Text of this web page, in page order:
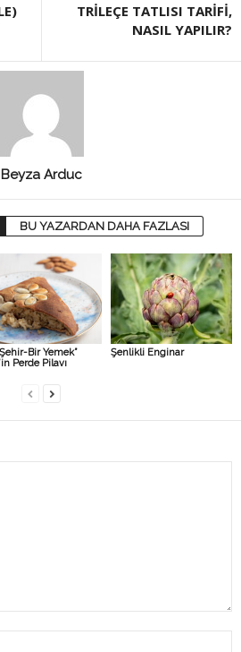
TRİLEÇE TATLISI TARİFİ,
NASIL YAPILIR?
Beyza Arduc
BU YAZARDAN DAHA FAZLASI
Bir Yemek”
Perde Pilavı
Şenlikli Enginar